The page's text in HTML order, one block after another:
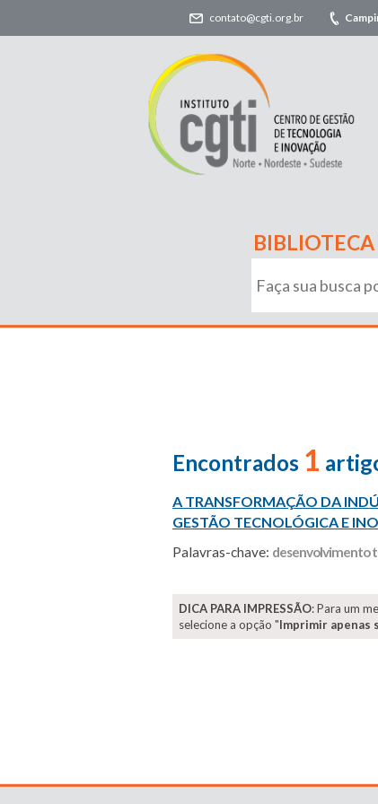
contato@cgti.org.br
Encontrados 1
A TRANSFORMAÇÃO DA
GESTÃO TECNOLÓGICA E
Palavras-chave: desenvolvimento
DICA PARA IMPRESSÃO: Para um
selecione a opção "Imprimir apenas